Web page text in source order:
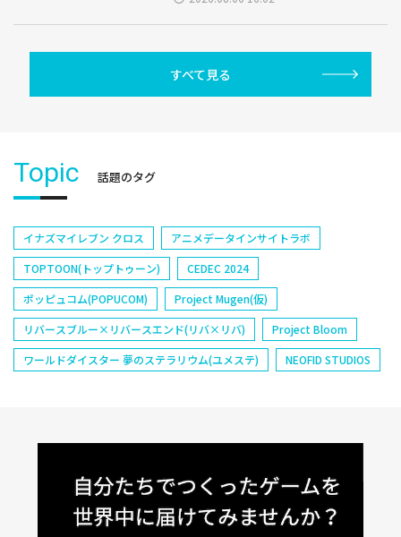
すべて見る
Topic 話題のタグ
イナズマイレブン クロス
アニメデータインサイトラボ
TOPTOON(トップトゥーン)
CEDEC 2024
ポッピュコム(POPUCOM)
Project Mugen(仮)
リバースブルー×リバースエンド(リバ×リバ)
Project Bloom
ワールドダイスター 夢のステラリウム(ユメステ)
NEOFID STUDIOS